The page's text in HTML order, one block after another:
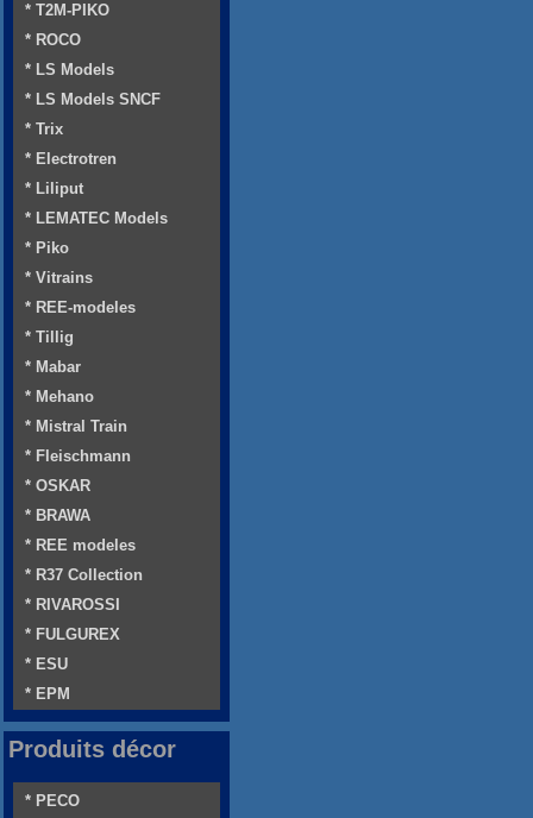
* T2M-PIKO
* ROCO
* LS Models
* LS Models SNCF
* Trix
* Electrotren
* Liliput
* LEMATEC Models
* Piko
* Vitrains
* REE-modeles
* Tillig
* Mabar
* Mehano
* Mistral Train
* Fleischmann
* OSKAR
* BRAWA
* REE modeles
* R37 Collection
* RIVAROSSI
* FULGUREX
* ESU
* EPM
Produits décor
* PECO